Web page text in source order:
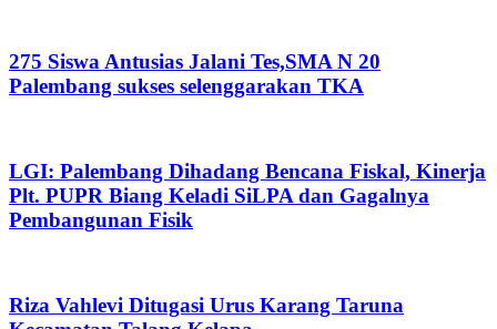
275 Siswa Antusias Jalani Tes,SMA N 20
Palembang sukses selenggarakan TKA
LGI: Palembang Dihadang Bencana Fiskal, Kinerja
Plt. PUPR Biang Keladi SiLPA dan Gagalnya
Pembangunan Fisik
Riza Vahlevi Ditugasi Urus Karang Taruna